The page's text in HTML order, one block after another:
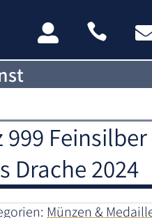
 
Drache 2024
Münzen &